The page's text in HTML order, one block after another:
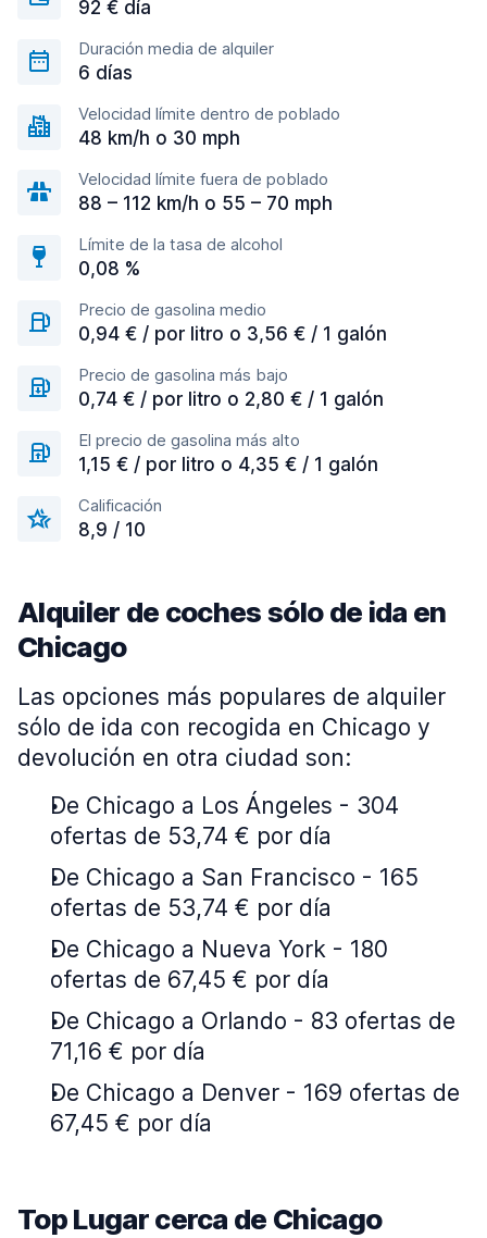
92 € día
Duración media de alquiler
6 días
Velocidad límite dentro de poblado
48 km/h o 30 mph
Velocidad límite fuera de poblado
88 – 112 km/h o 55 – 70 mph
Límite de la tasa de alcohol
0,08 %
Precio de gasolina medio
0,94 € / por litro o 3,56 € / 1 galón
Precio de gasolina más bajo
0,74 € / por litro o 2,80 € / 1 galón
El precio de gasolina más alto
1,15 € / por litro o 4,35 € / 1 galón
Calificación
8,9 / 10
Alquiler de coches sólo de ida en
Chicago
Las opciones más populares de alquiler
sólo de ida con recogida en Chicago y
devolución en otra ciudad son:
De Chicago a Los Ángeles - 304
ofertas de 53,74 € por día
De Chicago a San Francisco - 165
ofertas de 53,74 € por día
De Chicago a Nueva York - 180
ofertas de 67,45 € por día
De Chicago a Orlando - 83 ofertas de
71,16 € por día
De Chicago a Denver - 169 ofertas de
67,45 € por día
Top Lugar cerca de Chicago